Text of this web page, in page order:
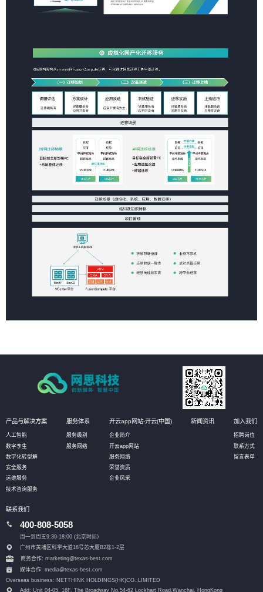
产品与解决方案
人工智能
数字孪生
数字化转型解
安全服务
运维服务
技术咨询服务
服务体系
服务级别
服务网络
开云app网站-开云(中国)
企业简介
开云app网站
服务网络
荣誉资质
企业风采
新闻资讯 加入我们
招聘岗位
联系方式
留言表单
联系我们
400-808-5058
周一到周五9:30-18:00 (北京时间）
广州市黄埔区科学大道18号芯大厦B2栋1-2层
商务合作: marketing@texas-best.com
媒体合作: media@texas-best.com
Overseas business: NETTHINK HOLDINGS(HK)CO.,LIMITED
Add: Unit 04-05, 16F, The Broadway No.54-62 Lockhart Road,Wanchai, HongKong